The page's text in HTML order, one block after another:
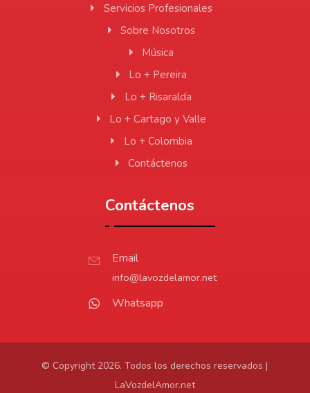
Servicios Profesionales
Sobre Nosotros
Música
Lo + Pereira
Lo + Risaralda
Lo + Cartago y Valle
Lo + Colombia
Contáctenos
Contáctenos
Email
info@lavozdelamor.net
Whatsapp
© Copyright 2026. Todos los derechos reservados |
LaVozdelAmor.net